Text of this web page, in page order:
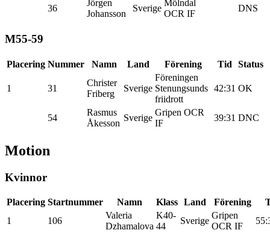
36
Jörgen
Johansson
Sverige
Mölndal
OCR IF
DNS
M55-59
Placering Nummer Namn Land Förening Tid Status
1 31
Christer
Friberg
Sverige
Föreningen
Stenungsunds
friidrott
42:31 OK
54
Rasmus
Åkesson
Sverige
Gripen OCR
IF
39:31 DNC
Motion
Kvinnor
Placering Startnummer Namn Klass Land Förening
1
106
Valeria
Dzhamalova
K40-
44
Sverige
Gripen
OCR IF